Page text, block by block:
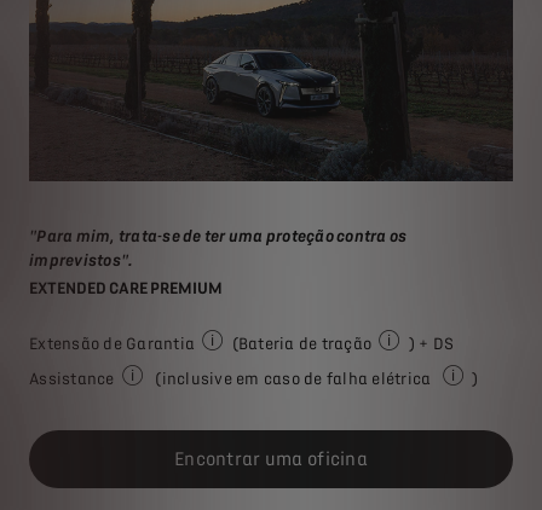
"Para mim, trata-se de ter uma proteção contra os
imprevistos".
EXTENDED CARE PREMIUM
Extensão de Garantia
Cobertura adicional para o seu veículo
(Bateria de tração
A sua bateria de
) + DS
Assistance
(inclusive em caso de falha elétrica
)
Encontrar uma oficina